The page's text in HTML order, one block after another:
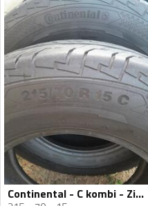
Continental - C kombi - Zimska guma